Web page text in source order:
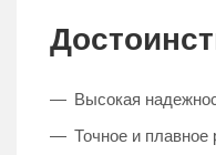
Высокая
Точное и плавное